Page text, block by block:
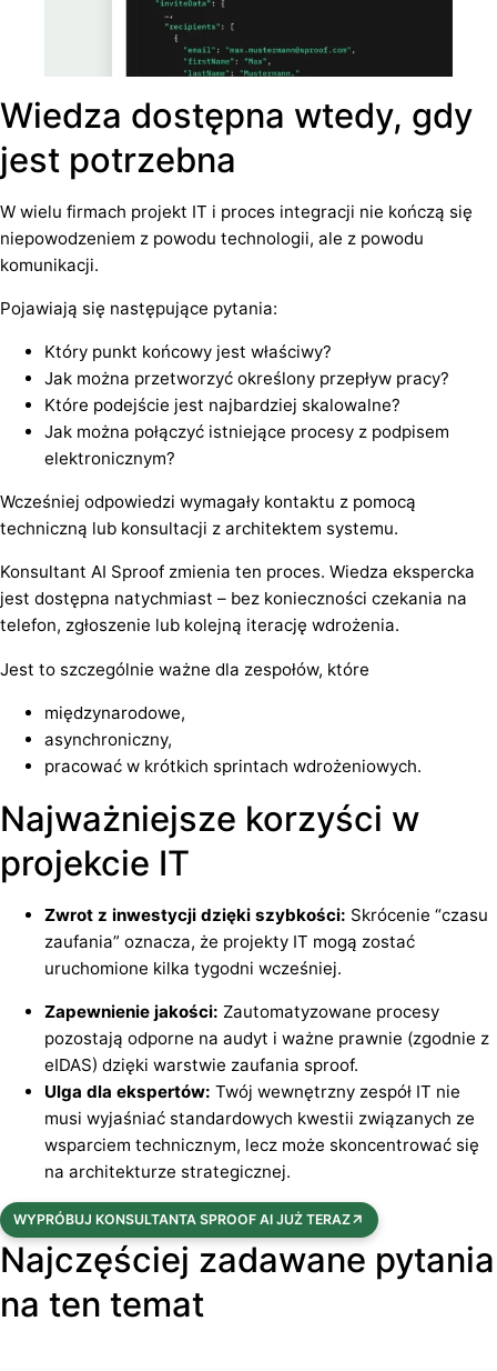
Wiedza dostępna wtedy, gdy
jest potrzebna
W wielu firmach projekt IT i proces integracji nie kończą się
niepowodzeniem z powodu technologii, ale z powodu
komunikacji.
Pojawiają się następujące pytania:
Który punkt końcowy jest właściwy?
Jak można przetworzyć określony przepływ pracy?
Które podejście jest najbardziej skalowalne?
Jak można połączyć istniejące procesy z podpisem
elektronicznym?
Wcześniej odpowiedzi wymagały kontaktu z pomocą
techniczną lub konsultacji z architektem systemu.
Konsultant AI Sproof zmienia ten proces. Wiedza ekspercka
jest dostępna natychmiast – bez konieczności czekania na
telefon, zgłoszenie lub kolejną iterację wdrożenia.
Jest to szczególnie ważne dla zespołów, które
międzynarodowe,
asynchroniczny,
pracować w krótkich sprintach wdrożeniowych.
Najważniejsze korzyści w
projekcie IT
Zwrot z inwestycji dzięki szybkości: Skrócenie “czasu
zaufania” oznacza, że projekty IT mogą zostać
uruchomione kilka tygodni wcześniej.
Zapewnienie jakości: Zautomatyzowane procesy
pozostają odporne na audyt i ważne prawnie (zgodnie z
eIDAS) dzięki warstwie zaufania sproof.
Ulga dla ekspertów: Twój wewnętrzny zespół IT nie
musi wyjaśniać standardowych kwestii związanych ze
wsparciem technicznym, lecz może skoncentrować się
na architekturze strategicznej.
WYPRÓBUJ KONSULTANTA SPROOF AI JUŻ TERAZ
Najczęściej zadawane pytania
na ten temat